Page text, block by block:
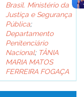
Brasil. Ministério da
Justiça e Segurança
Pública;
Departamento
Penitenciário
Nacional; TÂNIA
MARIA MATOS
FERREIRA FOGAÇA